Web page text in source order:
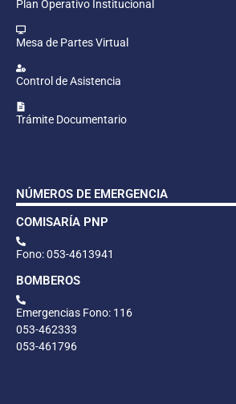
Plan Operativo Institucional
Mesa de Partes Virtual
Control de Asistencia
Trámite Documentario
NÚMEROS DE EMERGENCIA
COMISARÍA PNP
Fono: 053-4613941
BOMBEROS
Emergencias Fono: 116
053-462333
053-461796